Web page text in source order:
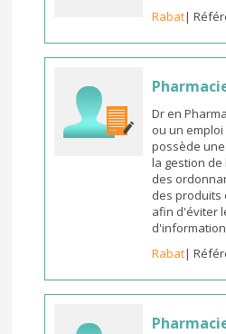
Rabat|
Dr en
ou un
possède
la gestion
des
des produits
afin d'éviter
Rabat|